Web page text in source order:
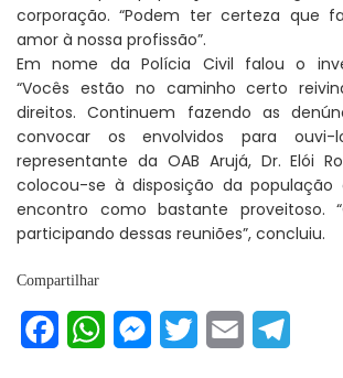
corporação. “Podem ter certeza que
amor à nossa profissão”.
Em nome da Polícia Civil falou o
“Vocês estão no caminho certo
direitos. Continuem fazendo as
convocar os envolvidos para ouvi-
representante da OAB Arujá, Dr. Elói
colocou-se à disposição da população
encontro como bastante proveitoso.
participando dessas reuniões”, concluiu.
Compartilhar
FacebookWhatsAppMessenger
Twitter Email